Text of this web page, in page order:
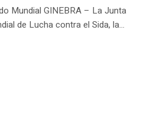
Mundial GINEBRA – La Junta
de Lucha contra el Sida, la...